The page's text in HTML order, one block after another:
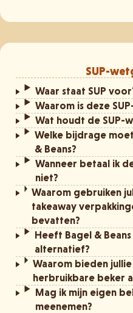
SUP-
Waar staat SUP
Waarom is deze
Wat houdt de SUP-
Welke bijdrage
& Beans?
Wanneer betaal ik
niet?
Waarom gebruiken
takeaway
bevatten?
Heeft Bagel &
alternatief?
Waarom bieden
herbruikbare beker
Mag ik mijn eigen
meenemen?